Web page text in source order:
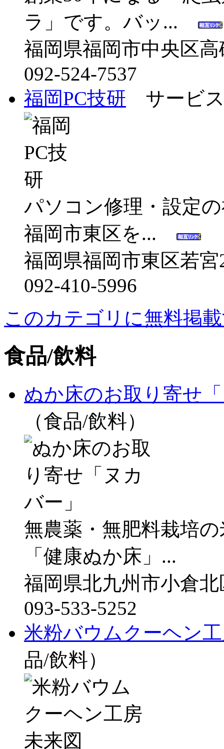
ラ」です。バッ...
福岡県福岡市中央区
092-524-7537
福岡PC技研 サービ
パソコン修理・設定
福岡市東区を...
福岡県福岡市東区若宮
092-410-5996
このカテゴリに無料掲
食品/飲料
ぬか床のお取り寄せ
（食品/飲料）
無農薬・無肥料栽培
「健康ぬか床」...
福岡県北九州市小倉北
093-533-5252
米粉バウムクーヘン
品/飲料）